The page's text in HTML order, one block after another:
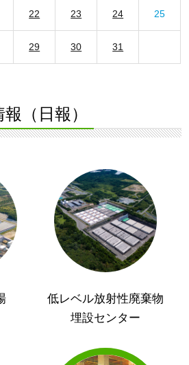
22 23 24 25
29 30 31
（日報）
低レベル放射性廃棄物
埋設センター